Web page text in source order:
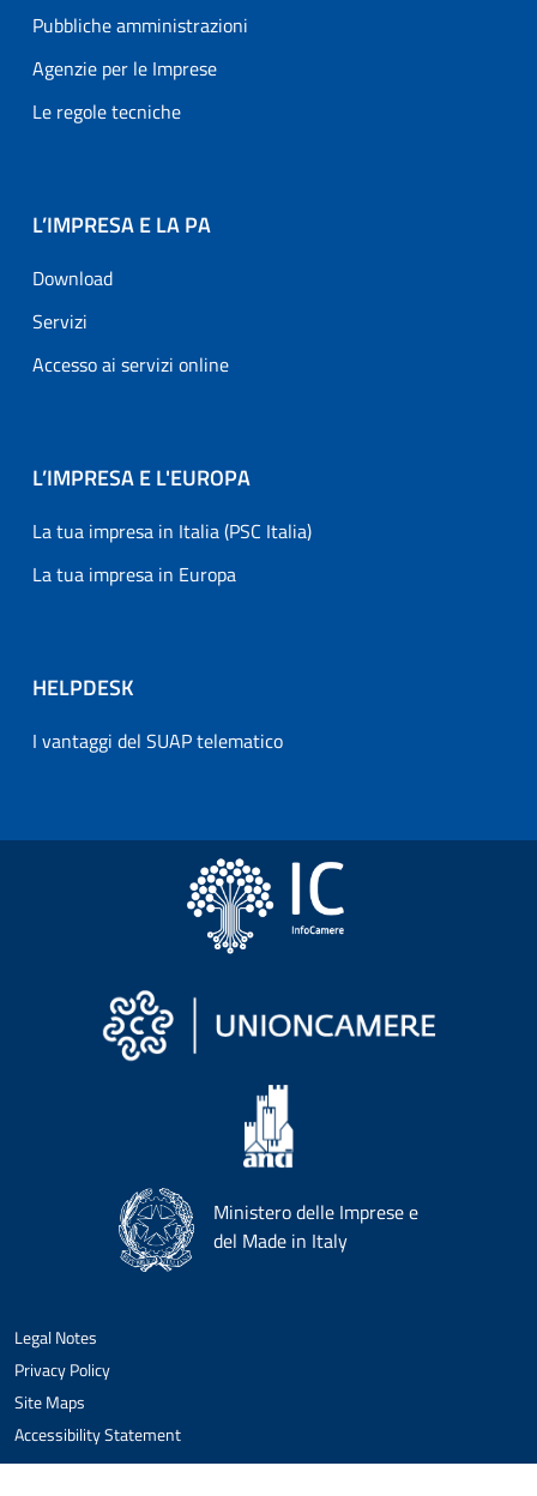
Pubbliche amministrazioni
Agenzie per le Imprese
Le regole tecniche
L’IMPRESA E LA PA
Download
Servizi
Accesso ai servizi online
L’IMPRESA E L'EUROPA
La tua impresa in Italia (PSC Italia)
La tua impresa in Europa
HELPDESK
I vantaggi del SUAP telematico
Ministero delle Imprese e
del Made in Italy
Legal Notes
Privacy Policy
Site Maps
Accessibility Statement